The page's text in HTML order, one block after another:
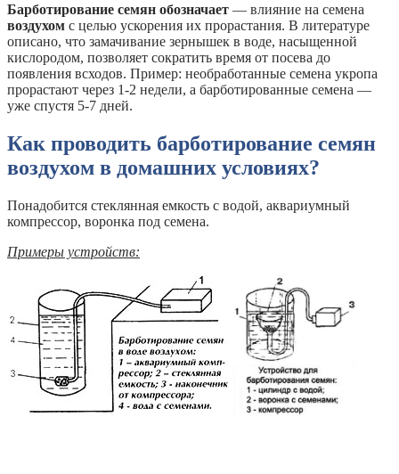
Барботирование семян обозначает — влияние на семена
воздухом с целью ускорения их прорастания. В литературе
описано, что замачивание зернышек в воде, насыщенной
кислородом, позволяет сократить время от посева до
появления всходов. Пример: необработанные семена укропа
прорастают через 1-2 недели, а барботированные семена —
уже спустя 5-7 дней.
Как проводить барботирование семян
воздухом в домашних условиях?
Понадобится стеклянная емкость с водой, аквариумный
компрессор, воронка под семена.
Примеры устройств: